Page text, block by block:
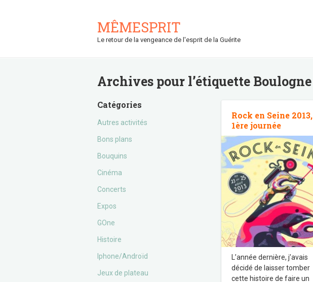
MÊMESPRIT
Le retour de la vengeance de l'esprit de la Guérite
Archives pour l’étiquette Boulogne
Catégories
Autres activités
Bons plans
Bouquins
Cinéma
Concerts
Expos
GOne
Histoire
Iphone/Androïd
Jeux de plateau
Rock en Seine 2013,
1ère journée
L’année dernière, j’avais
décidé de laisser tomber
cette histoire de faire un